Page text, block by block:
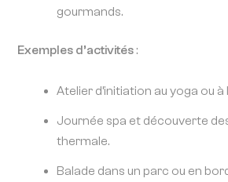
gourmands.
Exemples d’activités :
Atelier d’initiation au yoga ou
Journée spa et découverte
thermale.
Balade dans un parc ou en